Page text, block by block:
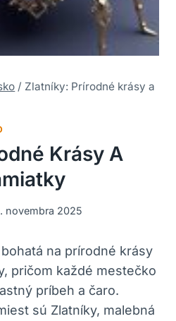
/ Zlatníky: Prírodné krásy a
Krásy A
novembra 2025
na prírodné krásy
pričom každé mestečko
príbeh ⁤a čaro.‍
sú ‍Zlatníky, malebná